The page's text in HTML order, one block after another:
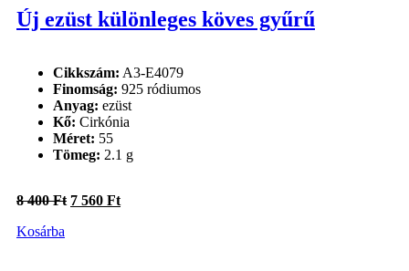
Aczél 3 Kft.(3)
Exkluzív (3)
Különleges
Új ezüst különleges köves gyűrű
Cikkszám: A3-E4079
Finomság: 925 ródiumos
Anyag: ezüst
Kő: Cirkónia
Méret: 55
Tömeg: 2.1 g
8 400Ft Original
7 560 FtCurrent
Kosárba